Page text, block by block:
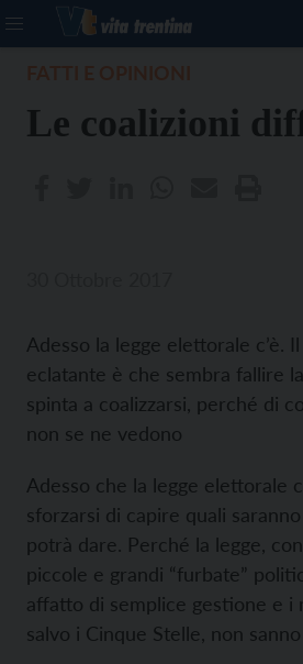
Le coalizioni
Adesso la legge elettorale c’è.
eclatante è che sembra fallire
spinta a coalizzarsi, perché di
non se ne vedono
Adesso che la legge elettorale
sforzarsi di capire quali
potrà dare. Perché la legge,
piccole e grandi “furbate”
affatto di semplice gestione e i
salvo i Cinque Stelle, non